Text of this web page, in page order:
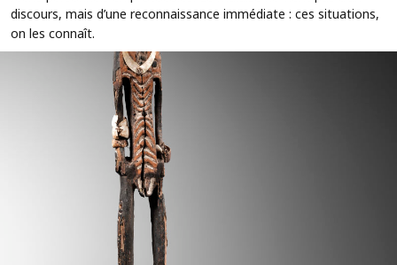
discours, mais d’une reconnaissance immédiate : ces situations,
on les connaît.